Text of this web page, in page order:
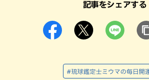
記事をシェアする
#琉球鑑定士ミウマの毎日開